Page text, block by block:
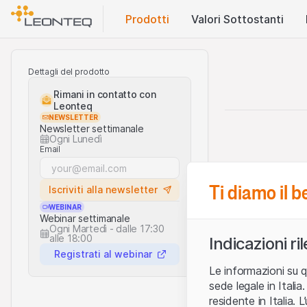
Prodotti Valori Sottostanti
Dettagli del prodotto
Rimani in contatto con
Leonteq
NEWSLETTER
Newsletter settimanale
Ogni Lunedì
Email
Iscriviti alla newsletter
WEBINAR
Webinar settimanale
Ogni Martedì - dalle 17:30
alle 18:00
Registrati al webinar
Ti diamo il
Indicazioni
Le informazioni su
sede legale in
residente in Italia.